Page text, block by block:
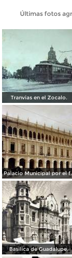
Últimas fotos
Tranvias en el Zocalo.
Palacio
Basilica de Guadalupe.